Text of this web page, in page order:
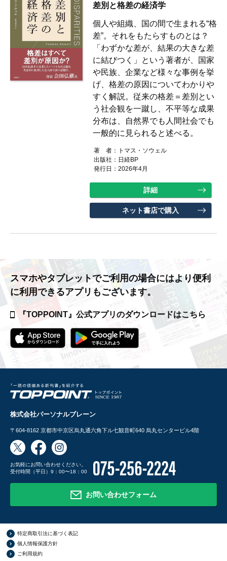
差別と格差の経済学
個人や組織、国の間で生まれる“格
差”。それをもたらすものとは？
「わずかな差が、結果の大きな差
に結びつく」という著者が、国家
や民族、企業など様々な事例を挙
げ、格差の原因についてわかりや
すく解説。従来の格差＝差別とい
う社会観を一蹴し、不平等な成果
分布は、自然界でも人間社会でも
一般的に見られると述べる。
著 者：
トマス・ソウェル
出版社： 日経BP
発行日：2026年4月
詳細
ネット書店で購入
スマホやタブレットでご利用の場合にはより便利
に利用できるアプリもございます。
『TOPPOINT』公式アプリのダウンロードはこちら
株式会社パーソナルブレーン
〒604-8162 京都市中京区烏丸通六角下ル七観音町640 烏丸センタービル4階
お気軽にお問い合わせください。
受付時間（平日）9：00〜18：00
お問い合わせフォーム
特定商取引法に基づく表記
個人情報保護方針
ご利用規約